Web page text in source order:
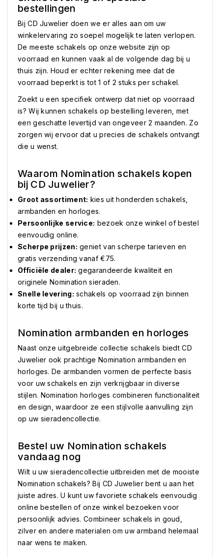
bestellingen
Bij CD Juwelier doen we er alles aan om uw
winkelervaring zo soepel mogelijk te laten verlopen.
De meeste schakels op onze website zijn op
voorraad en kunnen vaak al de volgende dag bij u
thuis zijn. Houd er echter rekening mee dat de
voorraad beperkt is tot 1 of 2 stuks per schakel.
Zoekt u een specifiek ontwerp dat niet op voorraad
is? Wij kunnen schakels op bestelling leveren, met
een geschatte levertijd van ongeveer 2 maanden. Zo
zorgen wij ervoor dat u precies de schakels ontvangt
die u wenst.
Waarom Nomination schakels kopen
bij CD Juwelier?
Groot assortiment: kies uit honderden schakels,
armbanden en horloges.
Persoonlijke service: bezoek onze winkel of bestel
eenvoudig online.
Scherpe prijzen: geniet van scherpe tarieven en
gratis verzending vanaf €75.
Officiële dealer: gegarandeerde kwaliteit en
originele Nomination sieraden.
Snelle levering: schakels op voorraad zijn binnen
korte tijd bij u thuis.
Nomination armbanden en horloges
Naast onze uitgebreide collectie schakels biedt CD
Juwelier ook prachtige Nomination armbanden en
horloges. De armbanden vormen de perfecte basis
voor uw schakels en zijn verkrijgbaar in diverse
stijlen. Nomination horloges combineren functionaliteit
en design, waardoor ze een stijlvolle aanvulling zijn
op uw sieradencollectie.
Bestel uw Nomination schakels
vandaag nog
Wilt u uw sieradencollectie uitbreiden met de mooiste
Nomination schakels? Bij CD Juwelier bent u aan het
juiste adres. U kunt uw favoriete schakels eenvoudig
online bestellen of onze winkel bezoeken voor
persoonlijk advies. Combineer schakels in goud,
zilver en andere materialen om uw armband helemaal
naar wens te maken.